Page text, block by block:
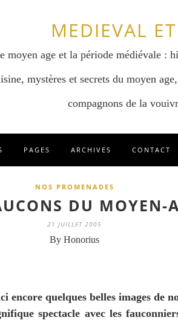
MEDIEVAL
moyen age et la période médiévale :
mystères et secrets du moyen
compagnons de la
PAGES ARCHIVES CONTACT
NOS PROMENADES
DU MOYEN-
21 JUILLET 2005
By Honorius
encore quelques belles images de
spectacle avec les